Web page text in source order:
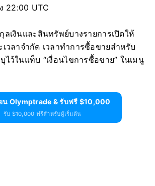
22:00 UTC
เงินและสินทรัพย์บางรายการเปิดให้
วลาจำกัด เวลาทำการซื้อขายสำหรับ
ไว้ในแท็บ “เงื่อนไขการซื้อขาย” ในเมนู
น Olymptrade & รับฟรี $10,000
รับ $10,000 ฟรีสำหรับผู้เริ่มต้น